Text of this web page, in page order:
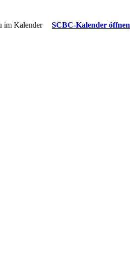
im Kalender
SCBC-Kalender öffnen